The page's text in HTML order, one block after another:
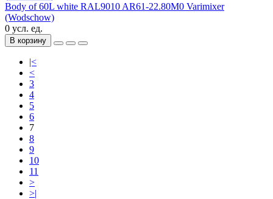
Body of 60L white RAL9010 AR61-22.80M0 Varimixer
(Wodschow)
0 усл. ед.
В корзину
|<
<
3
4
5
6
7
8
9
10
11
>
>|